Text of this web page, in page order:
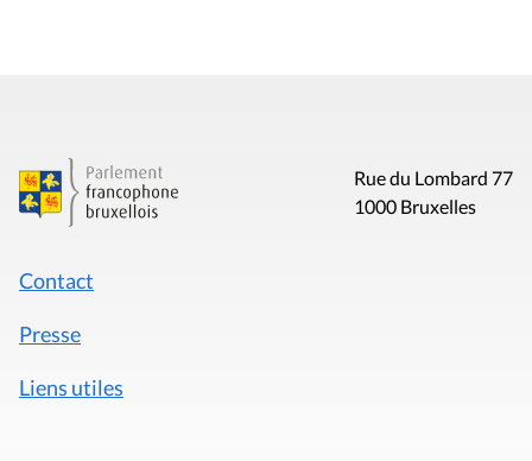
Rue du Lombard 77
1000 Bruxelles
Contact
Presse
Liens utiles